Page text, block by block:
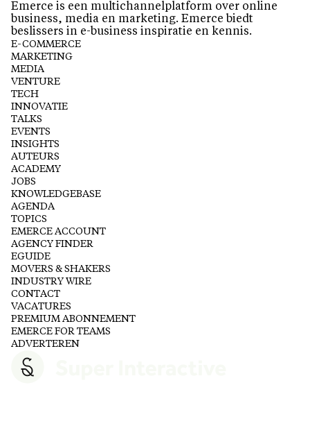
Emerce is een multichannelplatform over online
business, media en marketing. Emerce biedt
beslissers in e-business inspiratie en kennis.
E-COMMERCE
MARKETING
MEDIA
VENTURE
TECH
INNOVATIE
TALKS
EVENTS
INSIGHTS
AUTEURS
ACADEMY
JOBS
KNOWLEDGEBASE
AGENDA
TOPICS
EMERCE ACCOUNT
AGENCY FINDER
EGUIDE
MOVERS & SHAKERS
INDUSTRY WIRE
CONTACT
VACATURES
PREMIUM ABONNEMENT
EMERCE FOR TEAMS
ADVERTEREN